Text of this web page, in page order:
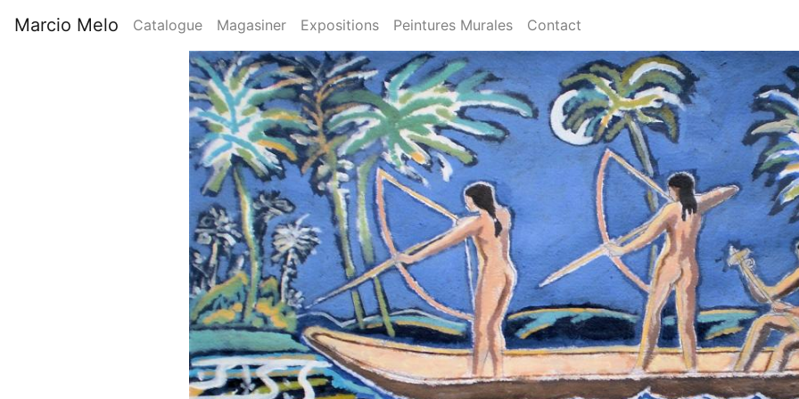
auMain
navigation
Marcio Melo Catalogue Magasiner Expositions Peintures Murales Contact
Image